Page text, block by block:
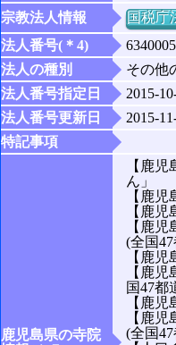
宗教法人情報
国税庁
法人番号(＊4)
法人の種別
その他
法人番号指定日
2015-
法人番号更新日
2015-
特記事項
鹿児島県の寺院
【鹿
ん」
【鹿
【鹿
【鹿
(全国
【鹿
【鹿
国47都
【鹿
【鹿
(全国